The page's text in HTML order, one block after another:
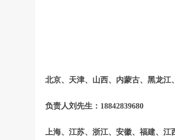
北京、天津、山西、内蒙古、黑龙江
负责人刘先生：18842839680
上海、江苏、浙江、安徽、福建、